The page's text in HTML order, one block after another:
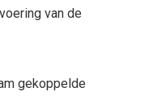
van de
gekoppelde